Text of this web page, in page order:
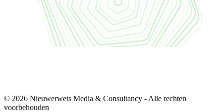
© 2026 Nieuwerwets Media & Consultancy - Alle rechten
voorbehouden